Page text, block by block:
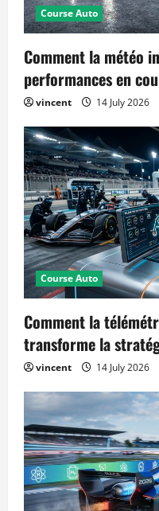
Course Auto
Comment la météo
performances en
vincent 14 July 2026
Course Auto
Comment la
transforme la
vincent 14 July 2026